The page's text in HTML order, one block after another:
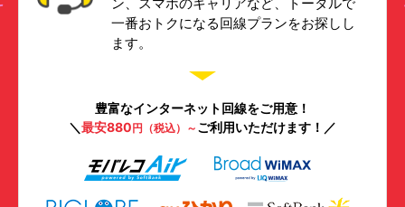
一番おトクになる回線プランをお探しし
ます。
豊富なインターネット回線をご用意！
＼最安880円（税込）～ ご利用いただけます！／